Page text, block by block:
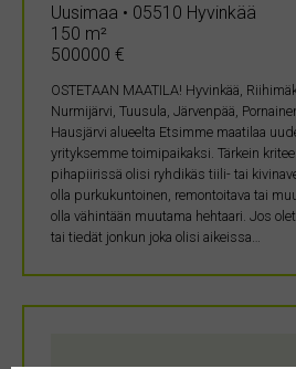
Uusimaa • 05510 Hyvinkää
150 m²
500000 €
OSTETAAN MAATILA! Hyvinkää,
Nurmijärvi, Tuusula, Järvenpää,
Hausjärvi alueelta Etsimme maatilaa
yrityksemme toimipaikaksi. Tärkein
pihapiirissä olisi ryhdikäs tiili- tai
olla purkukuntoinen, remontoitava tai
olla vähintään muutama hehtaari. Jos
tai tiedät jonkun joka olisi aikeissa…